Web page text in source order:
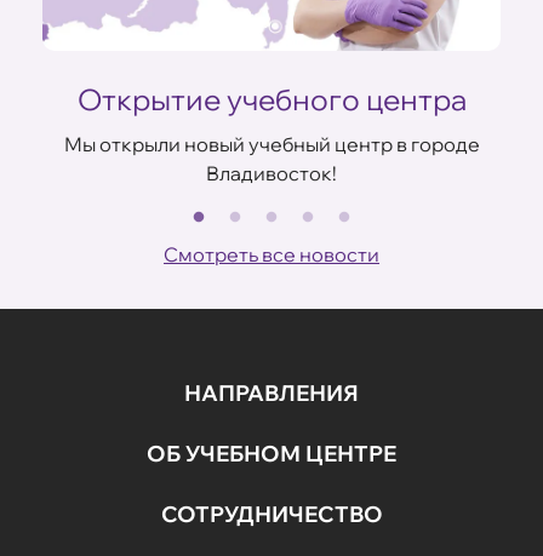
Открытие учебного центра
Мы открыли новый учебный центр в городе
Владивосток!
Смотреть все новости
НАПРАВЛЕНИЯ
ОБ УЧЕБНОМ ЦЕНТРЕ
СОТРУДНИЧЕСТВО